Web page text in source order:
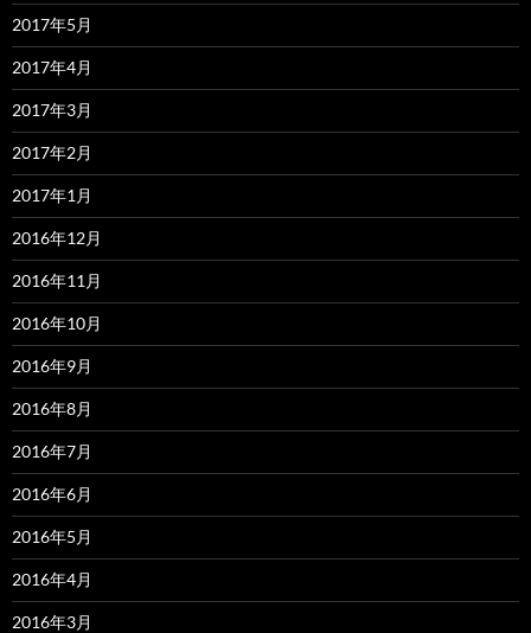
2017年5月
2017年4月
2017年3月
2017年2月
2017年1月
2016年12月
2016年11月
2016年10月
2016年9月
2016年8月
2016年7月
2016年6月
2016年5月
2016年4月
2016年3月